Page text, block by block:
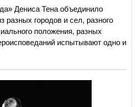
Дениса Тена объединило
разных городов и сел, разного
положения, разных
испытывают одно и